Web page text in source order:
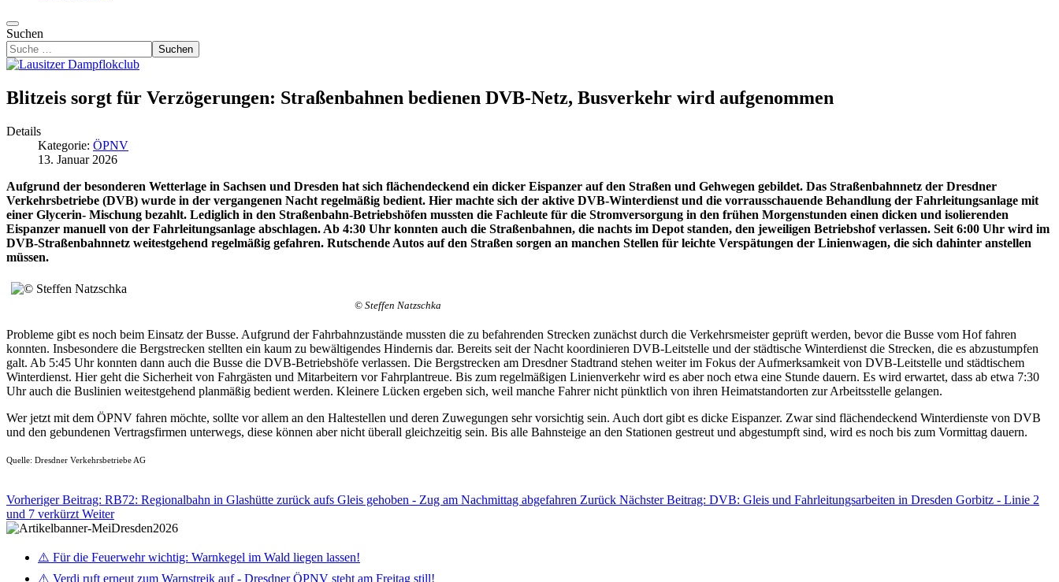
Suchen
Suchen
Blitzeis sorgt für Verzögerungen: Straßenbahnen bedienen DVB-Netz, Busverkehr wird aufgenommen
Details
Kategorie: ÖPNV
13. Januar 2026
Aufgrund der besonderen Wetterlage in Sachsen und Dresden hat sich flächendeckend ein dicker Eispanzer auf den Straßen und Gehwegen gebildet. Das Straßenbahnnetz der Dresdner
Verkehrsbetriebe (DVB) wurde in der vergangenen Nacht regelmäßig bedient. Hier machte sich der aktive DVB-Winterdienst und die vorrausschauende Behandlung der Fahrleitungsanlage mit
einer Glycerin- Mischung bezahlt. Lediglich in den Straßenbahn-Betriebshöfen mussten die Fachleute für die Stromversorgung in den frühen Morgenstunden einen dicken und isolierenden
Eispanzer manuell von der Fahrleitungsanlage abschlagen. Ab 4:30 Uhr konnten auch die Straßenbahnen, die nachts im Depot standen, den jeweiligen Betriebshof verlassen. Seit 6:00 Uhr wird im
DVB-Straßenbahnnetz weitestgehend regelmäßig gefahren. Rutschende Autos auf den Straßen sorgen an manchen Stellen für leichte Verspätungen der Linienwagen, die sich dahinter anstellen
müssen.
© Steffen Natzschka
Probleme gibt es noch beim Einsatz der Busse. Aufgrund der Fahrbahnzustände mussten die zu befahrenden Strecken zunächst durch die Verkehrsmeister geprüft werden, bevor die Busse vom Hof fahren
konnten. Insbesondere die Bergstrecken stellten ein kaum zu bewältigendes Hindernis dar. Bereits seit der Nacht koordinieren DVB-Leitstelle und der städtische Winterdienst die Strecken, die es abzustumpfen
galt. Ab 5:45 Uhr konnten dann auch die Busse die DVB-Betriebshöfe verlassen. Die Bergstrecken am Dresdner Stadtrand stehen weiter im Fokus der Aufmerksamkeit von DVB-Leitstelle und städtischem
Winterdienst. Hier geht die Sicherheit von Fahrgästen und Mitarbeitern vor Fahrplantreue. Bis zum regelmäßigen Linienverkehr wird es aber noch etwa eine Stunde dauern. Es wird erwartet, dass ab etwa 7:30
Uhr auch die Buslinien weitestgehend planmäßig bedient werden. Kleinere Lücken ergeben sich, weil manche Fahrer nicht pünktlich von ihren Heimatstandorten zur Arbeitsstelle gelangen.
Wer jetzt mit dem ÖPNV fahren möchte, sollte vor allem an den Haltestellen und deren Zuwegungen sehr vorsichtig sein. Auch dort gibt es dicke Eispanzer. Zwar sind flächendeckend Winterdienste von DVB
und den gebundenen Vertragsfirmen unterwegs, diese können aber nicht überall gleichzeitig sein. Bis alle Bahnsteige an den Stationen gestreut und abgestumpft sind, wird es noch bis zum Vormittag dauern.
Quelle: Dresdner Verkehrsbetriebe AG
Vorheriger Beitrag: RB72: Regionalbahn in Glashütte zurück aufs Gleis gehoben - Zug am Nachmittag abgefahren Zurück Nächster Beitrag: DVB: Gleis und Fahrleitungsarbeiten in Dresden Gorbitz - Linie 2
und 7 verkürzt Weiter
⚠️ Für die Feuerwehr wichtig: Warnkegel im Wald liegen lassen!
⚠️ Verdi ruft erneut zum Warnstreik auf - Dresdner ÖPNV steht am Freitag still!